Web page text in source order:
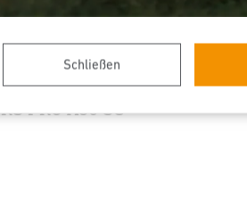
Schließen
Sensor-LED-Innenleuchte - Professional
Line
RS PRO A30 SC